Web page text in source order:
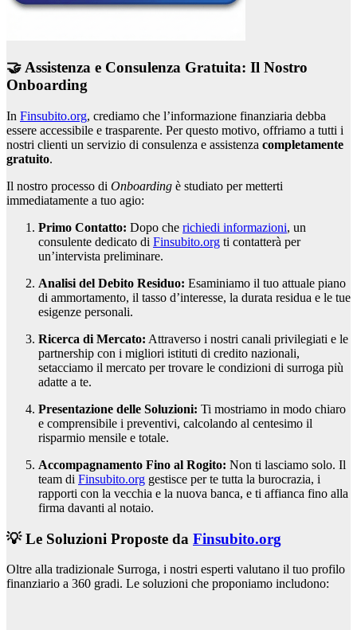
🤝 Assistenza e Consulenza Gratuita: Il Nostro
Onboarding
In Finsubito.org, crediamo che l’informazione finanziaria debba
essere accessibile e trasparente. Per questo motivo, offriamo a tutti i
nostri clienti un servizio di consulenza e assistenza completamente
gratuito.
Il nostro processo di Onboarding è studiato per metterti
immediatamente a tuo agio:
Primo Contatto: Dopo che richiedi informazioni, un
consulente dedicato di Finsubito.org ti contatterà per
un’intervista preliminare.
Analisi del Debito Residuo: Esaminiamo il tuo attuale piano
di ammortamento, il tasso d’interesse, la durata residua e le tue
esigenze personali.
Ricerca di Mercato: Attraverso i nostri canali privilegiati e le
partnership con i migliori istituti di credito nazionali,
setacciamo il mercato per trovare le condizioni di surroga più
adatte a te.
Presentazione delle Soluzioni: Ti mostriamo in modo chiaro
e comprensibile i preventivi, calcolando al centesimo il
risparmio mensile e totale.
Accompagnamento Fino al Rogito: Non ti lasciamo solo. Il
team di Finsubito.org gestisce per te tutta la burocrazia, i
rapporti con la vecchia e la nuova banca, e ti affianca fino alla
firma davanti al notaio.
💡 Le Soluzioni Proposte da Finsubito.org
Oltre alla tradizionale Surroga, i nostri esperti valutano il tuo profilo
finanziario a 360 gradi. Le soluzioni che proponiamo includono: